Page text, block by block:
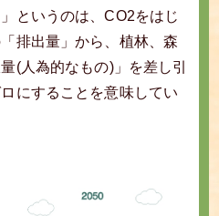
というのは、CO2をはじ
排出量」から、植林、森
(人為的なもの)」を差し引
にすることを意味してい